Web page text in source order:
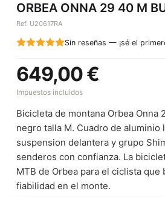
ORBEA ONNA 29 40 M
Ref. U20617RA
Sin reseñas — ¡sé el
649,00 €
Impuestos incluidos
Bicicleta de montana Orbea Onna
negro talla M. Cuadro de aluminio
suspension delantera y grupo
senderos con confianza. La
MTB de Orbea para el ciclista que
fiabilidad en el monte.